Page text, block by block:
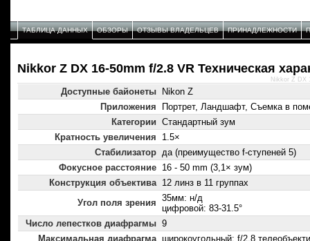
ТАБЛИЦА ДАННЫХ ОБЗОРЫ ОТЗЫВЫ ВЛАДЕЛЬЦЕВ ПРИНАДЛЕЖНОСТИ
Nikkor Z DX 16-50mm f/2.8 VR Техническая
Доступные байонеты
Nikon Z
Приложения
Портрет, Ландшафт, Съемка в
Категории Стандартный зум
Кратность увеличения
1.5×
Стабилизатор да (преимущество f-ступеней 5)
Фокусное расстояние 16 - 50 mm (3,1× зум)
Конструкция объектива 12 линз в 11 группах
Угол поля зрения 35мм: н/д
цифровой: 83-31.5°
Число лепестков диафрагмы 9
Максимальная диафрагма широкоугольный: f/2,8
Nikkor Z DX